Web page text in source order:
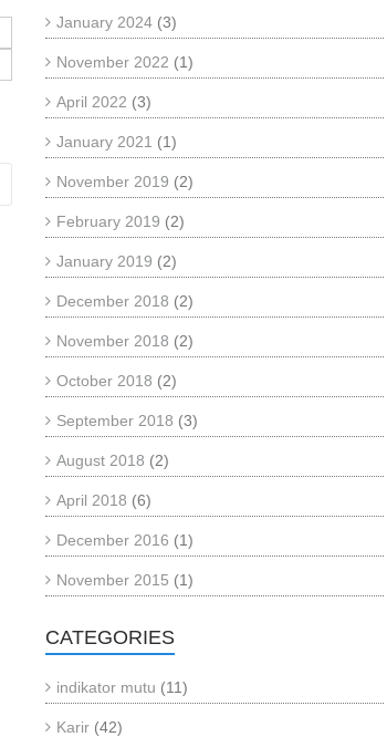
January 2024 (3)
November 2022 (1)
April 2022 (3)
January 2021 (1)
November 2019 (2)
February 2019 (2)
January 2019 (2)
December 2018 (2)
November 2018 (2)
October 2018 (2)
September 2018 (3)
August 2018 (2)
April 2018 (6)
December 2016 (1)
November 2015 (1)
CATEGORIES
indikator mutu (11)
Karir (42)